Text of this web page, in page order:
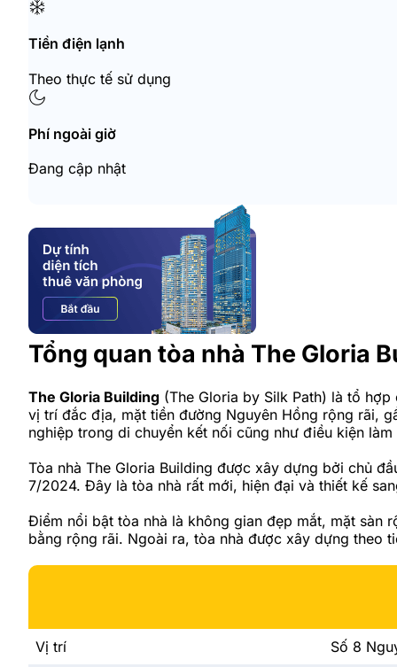
Tiền điện lạnh
Theo thực tế sử dụng
Phí ngoài giờ
Đang cập nhật
Tổng quan tòa nhà The Gloria
The Gloria Building (The Gloria by Silk Path) là tổ
vị trí đắc địa, mặt tiền đường Nguyên Hồng rộng rãi,
nghiệp trong di chuyển kết nối cũng như điều kiện
Tòa nhà The Gloria Building được xây dựng bởi chủ
7/2024. Đây là tòa nhà rất mới, hiện đại và thiết kế
Điểm nổi bật tòa nhà là không gian đẹp mắt, mặt sàn
bằng rộng rãi. Ngoài ra, tòa nhà được xây dựng theo
Vị trí
Số 8